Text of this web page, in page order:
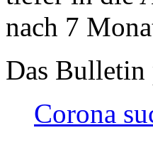
nach 7
Das Bulletin
Corona